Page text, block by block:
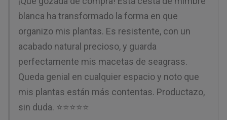
blanca ha transformado la forma en que
organizo mis plantas. Es resistente, con un
acabado natural precioso, y guarda
perfectamente mis macetas de seagrass.
Queda genial en cualquier espacio y noto que
mis plantas están más contentas. Productazo,
sin duda. ⭐⭐⭐⭐⭐